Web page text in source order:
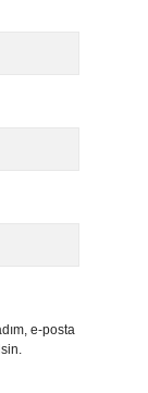
e-posta